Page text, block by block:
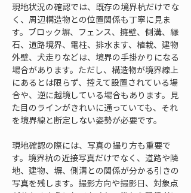
現地状況の確認では、既存の境界杭だけでな
く、周辺構造物との位置関係も丁寧に見ま
す。ブロック塀、フェンス、擁壁、側溝、縁
石、道路境界、電柱、排水ます、植栽、建物
外壁、犬走りなどは、境界の手掛かりになる
場合があります。ただし、構造物が境界線上
にあるとは限らず、控えて設置されている場
合や、逆に越境している場合もあります。見
た目のラインがきれいに通っていても、それ
を境界線と断定しない姿勢が必要です。
現地確認の際には、写真の撮り方も重要で
す。境界杭の近接写真だけでなく、道路や隣
地、建物、塀、側溝との関係が分かる引きの
写真を残します。撮影方向や撮影日、対象点